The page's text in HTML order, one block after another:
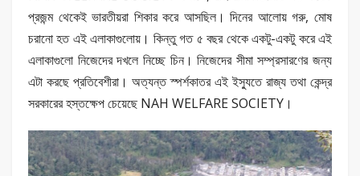
প্রজন্ম থেকেই ভারতীয়রা শিকার করে আসছিল। দিনের আলোয় গরু, মোষ
চরানো হত এই এলাকাগুলোয়। কিন্তু গত ৫ বছর থেকে একটু-একটু করে এই
এলাকাগুলো নিজেদের দখলে নিচ্ছে চিন। নিজেদের সীমা সম্প্রসারণের জন্য
এটা করছে প্রতিবেশীরা। অত্যন্ত স্পর্শকাতর এই ইস্যুতে রাজ্য তথা কেন্দ্র
সরকারের হস্তক্ষেপ চেয়েছে NAH WELFARE SOCIETY।